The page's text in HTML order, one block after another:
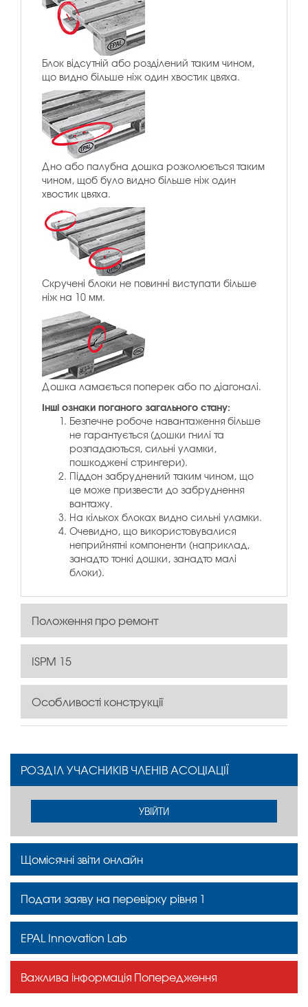
Блок відсутній або розділений таким чином,
що видно більше ніж один хвостик цвяха.
Дно або палубна дошка розколюється таким
чином, щоб було видно більше ніж один
хвостик цвяха.
Скручені блоки не повинні виступати більше
ніж на 10 мм.
Дошка ламається поперек або по діагоналі.
Інші ознаки поганого загального стану:
Безпечне робоче навантаження більше
не гарантується (дошки гнилі та
розпадаються, сильні уламки,
пошкоджені стрингери).
Піддон забруднений таким чином, що
це може призвести до забруднення
вантажу.
На кількох блоках видно сильні уламки.
Очевидно, що використовувалися
неприйнятні компоненти (наприклад,
занадто тонкі дошки, занадто малі
блоки).
Положення про ремонт
ISPM 15
Особливості конструкції
РОЗДІЛ УЧАСНИКІВ ЧЛЕНІВ АСОЦІАЦІЇ
УВІЙТИ
Щомісячні звіти онлайн
Подати заяву на перевірку рівня 1
EPAL Innovation Lab
Важлива інформація Попередження